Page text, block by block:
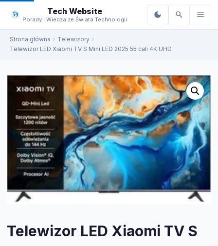
do
treści
Tech Website
Porady i Wiedza ze Świata Technologii
Strona główna
Telewizory
Telewizor LED Xiaomi TV S Mini LED 2025 55 cali 4K UHD
Telewizor LED Xiaomi TV S